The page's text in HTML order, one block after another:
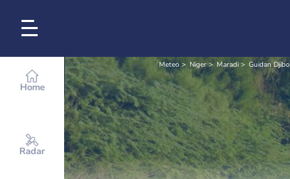
Home
Radar
Meteo Niger Maradi Guidan Djibo